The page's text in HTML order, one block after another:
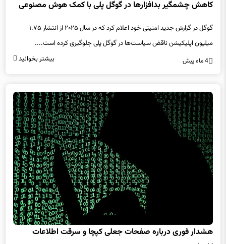
کاهش چشمگیر بدافزارها در گوگل پلی با کمک هوش مصنوعی
گوگل در گزارش جدید امنیتی خود اعلام کرد که در سال ۲۰۲۵ از انتشار ۱.۷۵
میلیون اپلیکیشن ناقض سیاست‌ها در گوگل پلی جلوگیری کرده است....
4 ماه پیش بیشتر بخوانید
هشدار فوری درباره صفحات جعلی کپچا و سرقت اطلاعات